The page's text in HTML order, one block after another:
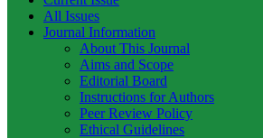
All Issues
Journal Information
About This Journal
Aims and Scope
Editorial Board
Instructions for Authors
Peer Review Policy
Ethical Guidelines